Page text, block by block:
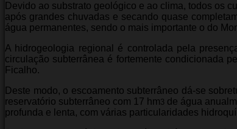
Devido ao substrato geológico e ao clima, todos os
após grandes chuvadas e secando quase
água permanentes, sendo o mais importante o do
A hidrogeologia regional é controlada pela
circulação subterrânea é fortemente condicionada
Ficalho.
Deste modo, o escoamento subterrâneo dá-se
reservatório subterrâneo com 17 hm3 de água
profunda e lenta, com várias particularidades